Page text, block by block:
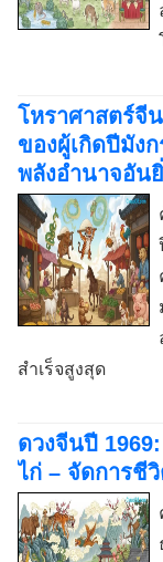
โหราศาสตร์จี
ของผู้เกิดปีมัง
พลังอำนาจอัน
สำเร็จสูงสุด
ดวงจีนปี
ไก่ – จัดการชีวิ